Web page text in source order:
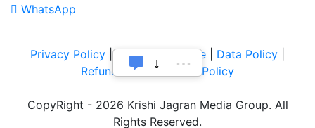
WhatsApp
Privacy Policy |Terms of Service Data Policy
Refund & Cancellation Policy
CopyRight - 2026 Krishi Jagran Media Group. All
Rights Reserved.